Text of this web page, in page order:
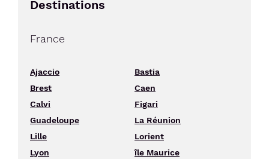
Destinations
France
Ajaccio
Bastia
Brest
Caen
Calvi
Figari
Guadeloupe
La Réunion
Lille
Lorient
Lyon
île Maurice